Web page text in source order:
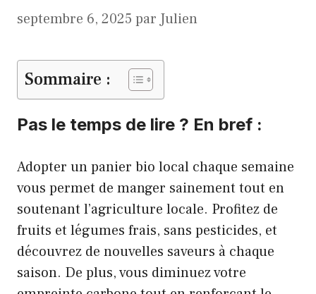
septembre 6, 2025 par Julien
Sommaire :
Pas le temps de lire ? En bref :
Adopter un panier bio local chaque semaine
vous permet de manger sainement tout en
soutenant l’agriculture locale. Profitez de
fruits et légumes frais, sans pesticides, et
découvrez de nouvelles saveurs à chaque
saison. De plus, vous diminuez votre